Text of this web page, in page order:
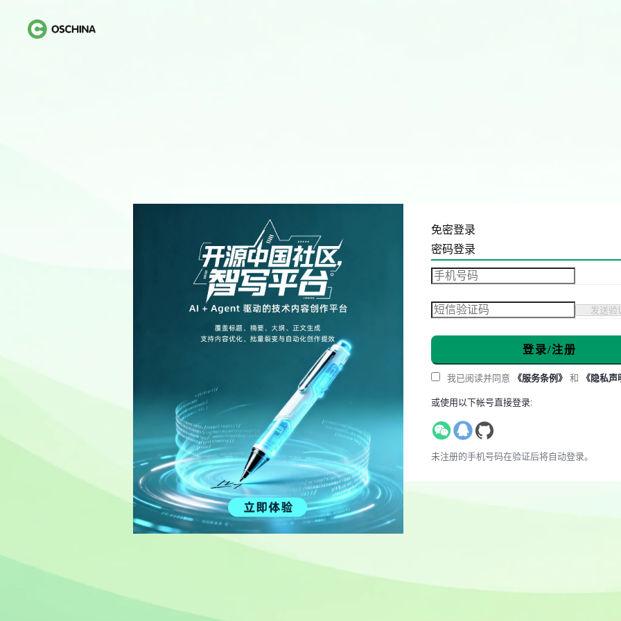
免密登录
密码登录
发送验
登录/注册
我已阅读并同意 《服务条例》 和 《隐私声
或使用以下帐号直接登录:
未注册的手机号码在验证后将自动登录。